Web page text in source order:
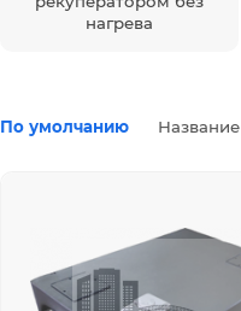
нагрева
По умолчанию Название